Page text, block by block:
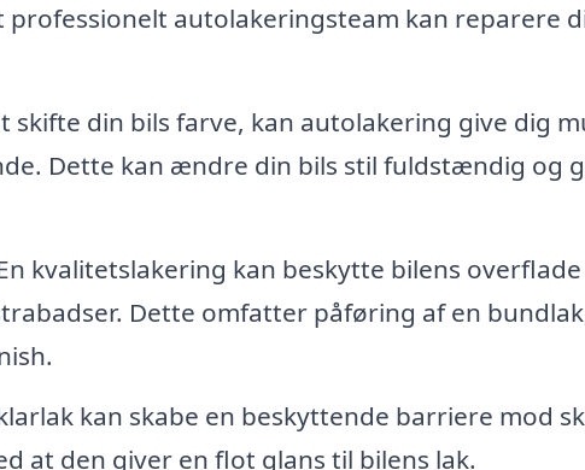
professionelt autolakeringsteam kan reparere
skifte din bils farve, kan autolakering give dig
Dette kan ændre din bils stil fuldstændig og
kvalitetslakering kan beskytte bilens
Dette omfatter påføring af en
kan skabe en beskyttende barriere mod
at den giver en flot glans til bilens lak.